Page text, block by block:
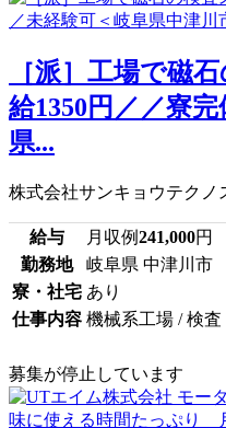
［派］工場で磁
給1350円／／寮
県...
株式会社サンキョウテクノ
給与 月収例241,000円
勤務地
岐阜県 中津川市
寮・社宅 あり
仕事内容 機械系工場 / 検査
募集が停止しています